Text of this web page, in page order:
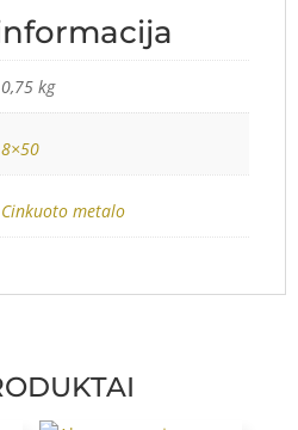
0,75 kg
8×50
Cinkuoto metalo